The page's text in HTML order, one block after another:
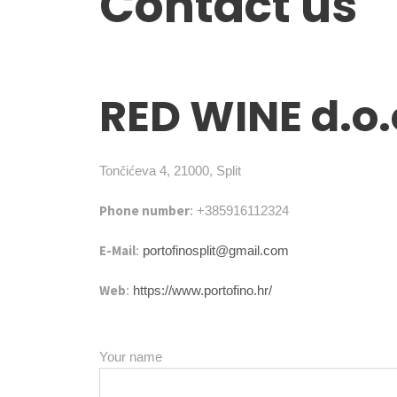
RED WINE
Tončićeva 4, 21000, Split
Phone number: +385916112324
E-Mail: portofinosplit@gmail.com
Web: https://www.portofino.hr/
Your name